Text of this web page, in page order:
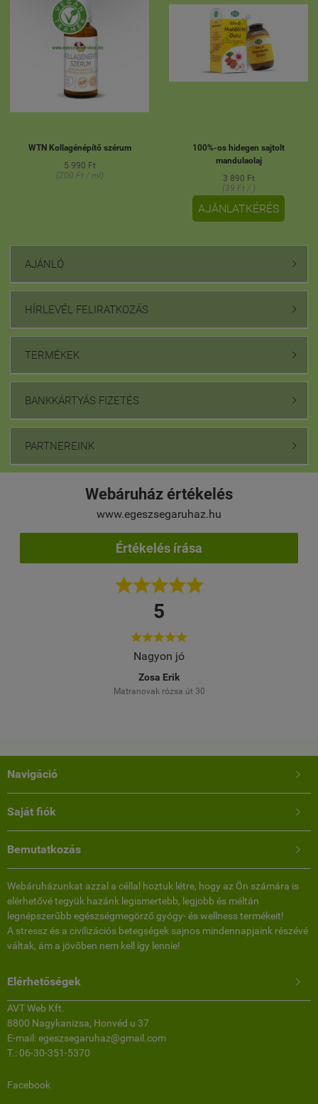
WTN Kollagénépítő szérum
5 990 Ft
(200 Ft / ml)
100%-os hidegen sajtolt
mandulaolaj
3 890 Ft
(39 Ft / )
AJÁNLATKÉRÉS
AJÁNLÓ 
HÍRLEVÉL FELIRATKOZÁS 
TERMÉKEK 
BANKKÁRTYÁS FIZETÉS 
PARTNEREINK 
Webáruház értékelés
www.egeszsegaruhaz.hu
Értékelés írása

5

Nagyon jó
Zosa Erik
Matranovak rózsa út 30
Navigáció 
Saját fiók 
Bemutatkozás 
Webáruházunkat azzal a céllal hoztuk létre, hogy az Ön számára is
elérhetővé tegyük hazánk legismertebb, legjobb és méltán
legnépszerűbb egészségmegörző gyógy- és wellness termékeit!
A stressz és a civilizációs betegségek sajnos mindennapjaink részévé
váltak, ám a jövőben nem kell így lennie!
Elérhetőségek 
AVT Web Kft.
8800 Nagykanizsa, Honvéd u 37
E-mail: egeszsegaruhaz@gmail.com
T.: 06-30-351-5370
Facebook